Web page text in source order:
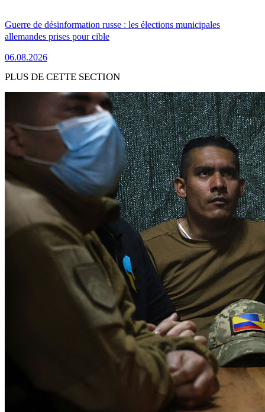
Guerre de désinformation russe : les élections municipales
allemandes prises pour cible
06.08.2026
PLUS DE CETTE SECTION